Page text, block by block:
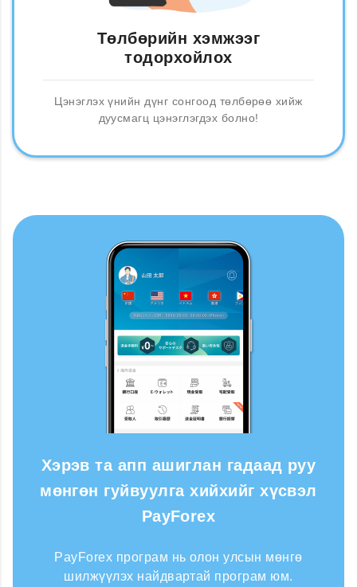
Төлбөрийн хэмжээг
тодорхойлох
Цэнэглэх үнийн дүнг сонгоод төлбөрөө хийж
дуусмагц цэнэглэгдэх болно!
Хэрэв та апп ашиглан гадаад руу
мөнгөн гуйвуулга хийхийг хүсвэл
PayForex
PayForex програм нь олон улсын мөнгө
шилжүүлэх найдвартай програм юм.